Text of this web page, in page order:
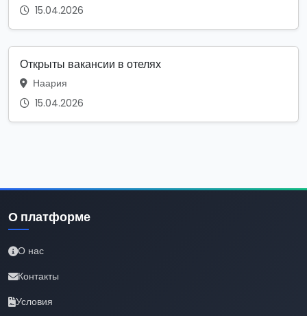
15.04.2026
Открыты вакансии в отелях
Наария
15.04.2026
О платформе
О нас
Контакты
Условия